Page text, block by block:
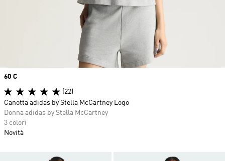
Price
60 €
(22)
Canotta adidas by Stella McCartney Logo
Donna adidas by Stella McCartney
3 colori
Novità